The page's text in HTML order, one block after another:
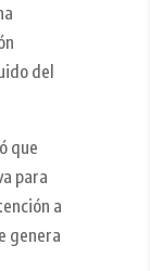
del
que
para
a
genera